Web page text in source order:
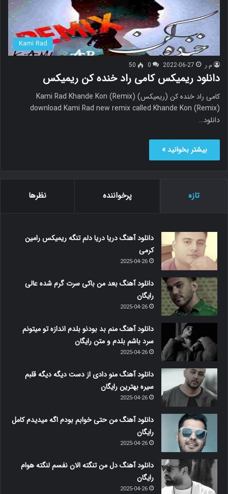
Kami Rad
م.ر 2022-06-27
0
50
دانلود ریمیکس کامی راد خنده کن ریمیکس
کامی راد خنده کن (ریمیکس) Kami Rad Khande Kon (Remix)
download Kami Rad new remix called Khande Kon (Remix)
دانلود…
بیشتر بخوانید »
تازه پرخواننده نظرها
دانلود آهنگ دریا دریا دلم تنگه ریمیکس رامین
کرمی
2025-04-26
دانلود آهنگ بعد من باکی سرت گرم شده عالی
رایگان
2025-04-26
دانلود آهنگ منم بد بودنو بلدم اندازه تو میتونم
سرد باشم بلدم و متن رایگان
2025-04-26
دانلود آهنگ منو دادی از دست دیگه دیگه قلبم
سیره بهترین رایگان
2025-04-26
دانلود آهنگ من حتی خوابم بودم اگه میدیدم کامل
رایگان
2025-04-26
دانلود آهنگ دل من تنگته الان نفسم لنگته هوام
رایگان
2025-04-26